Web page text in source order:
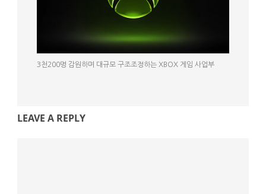
3천200명 감원하며 대규모 구조조정하는 XBOX 게임 사업부
LEAVE A REPLY